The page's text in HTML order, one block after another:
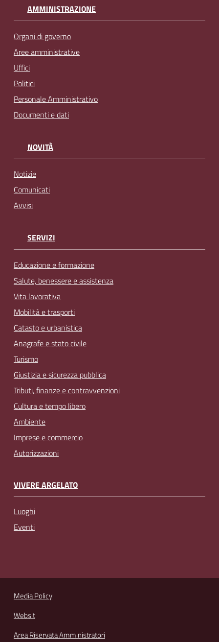
AMMINISTRAZIONE
Organi di governo
Aree amministrative
Uffici
Politici
Personale Amministrativo
Documenti e dati
NOVITÀ
Notizie
Comunicati
Avvisi
SERVIZI
Educazione e formazione
Salute, benessere e assistenza
Vita lavorativa
Mobilità e trasporti
Catasto e urbanistica
Anagrafe e stato civile
Turismo
Giustizia e sicurezza pubblica
Tributi, finanze e contravvenzioni
Cultura e tempo libero
Ambiente
Imprese e commercio
Autorizzazioni
VIVERE ARGELATO
Luoghi
Eventi
Media Policy
Websit
Area Riservata Amministratori